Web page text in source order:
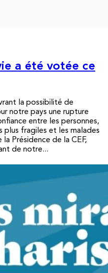
a été votée ce
la possibilité de
notre pays une rupture
entre les personnes,
plus fragiles et les malades
Présidence de la CEF,
de notre...